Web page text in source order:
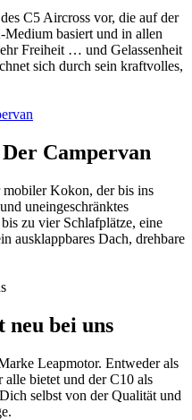
C5 Aircross vor, die auf der
basiert und in allen
Freiheit … und Gelassenheit
sich durch sein kraftvolles,
Campervan
Kokon, der bis ins
uneingeschränktes
zu vier Schlafplätze, eine
ausklappbares Dach, drehbare
neu bei uns
Leapmotor. Entweder als
bietet und der C10 als
selbst von der Qualität und